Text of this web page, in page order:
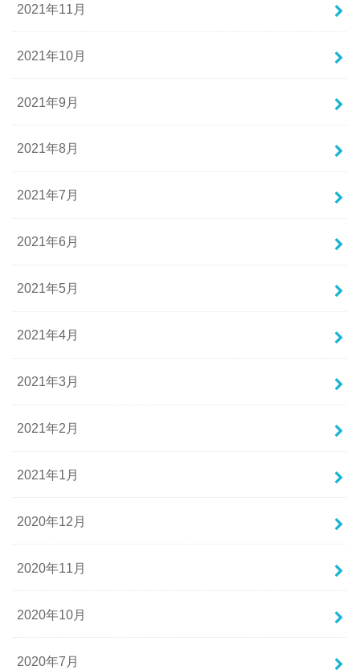
2021年11月
2021年10月
2021年9月
2021年8月
2021年7月
2021年6月
2021年5月
2021年4月
2021年3月
2021年2月
2021年1月
2020年12月
2020年11月
2020年10月
2020年7月